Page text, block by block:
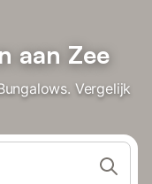
aan Zee
Vergelijk